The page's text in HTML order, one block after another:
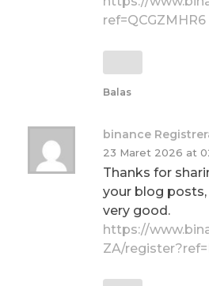
ref=QCGZMHR6
Balas
binance
23 Maret 2026 at
Thanks for
your blog
very good.
https://
ZA/